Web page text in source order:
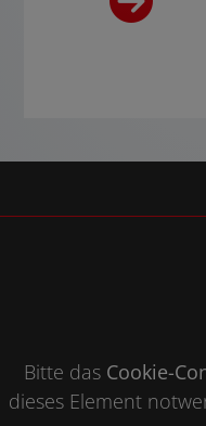
Bitte das Cookie-
dieses Element